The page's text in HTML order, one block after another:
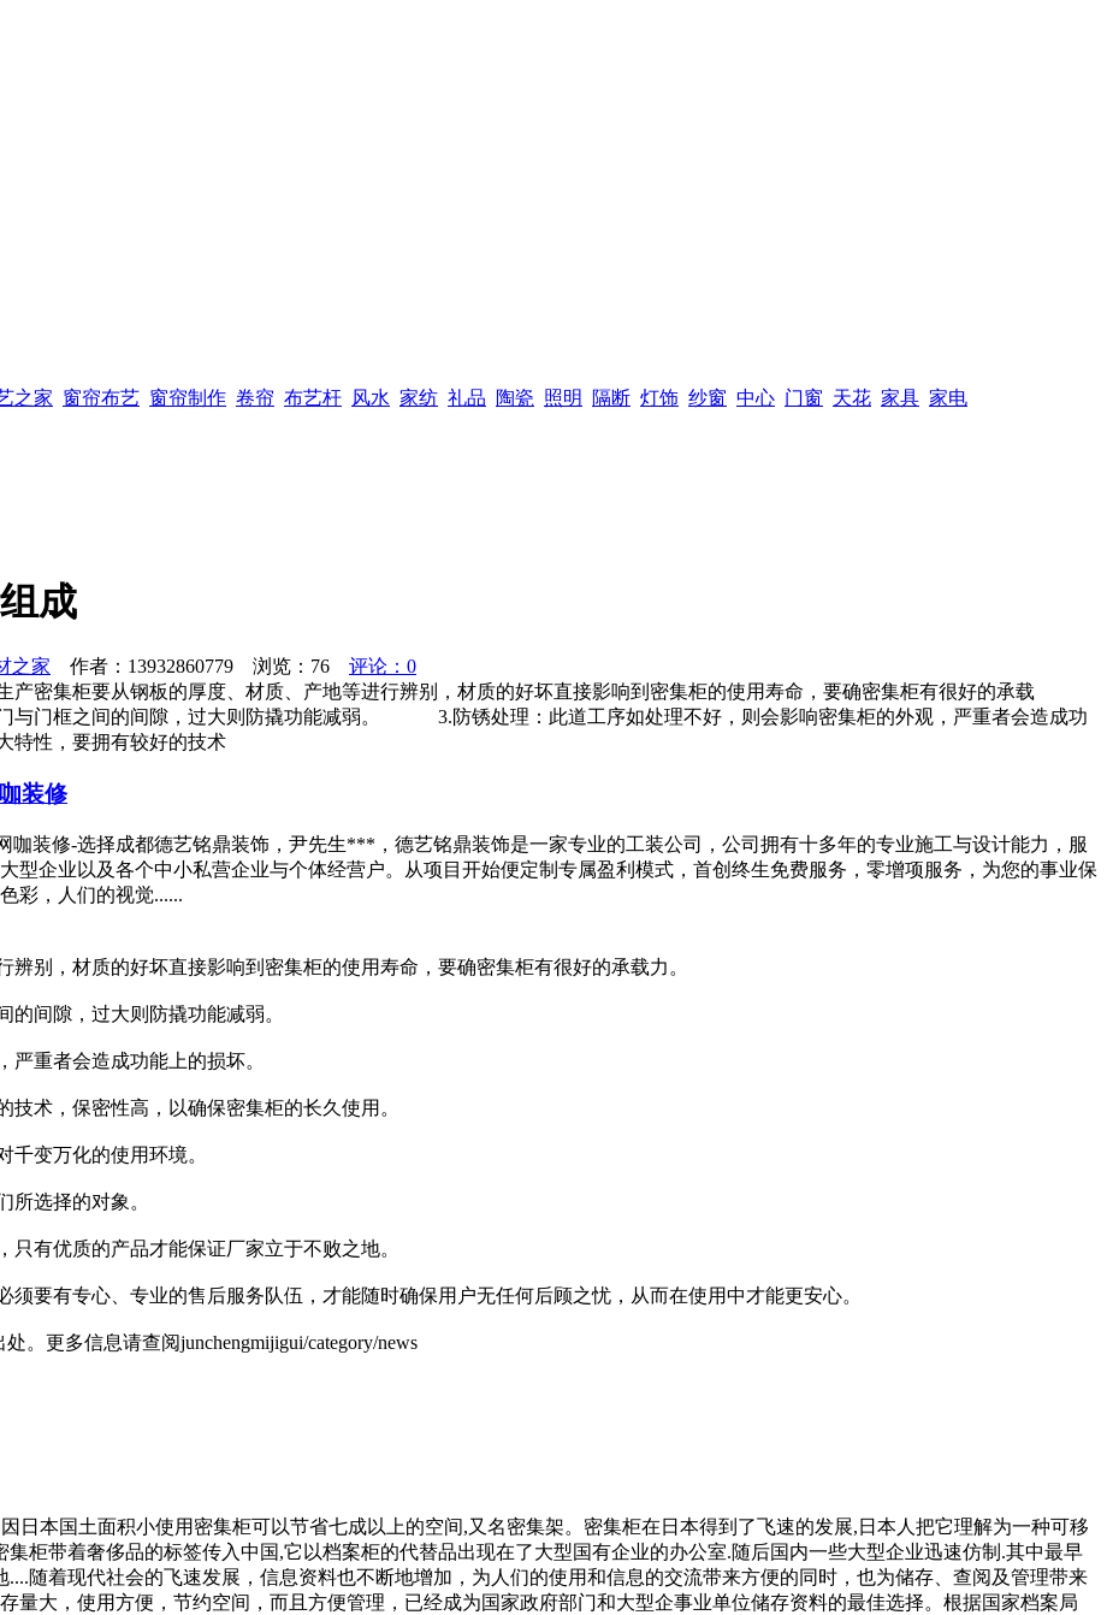
之家 窗帘布艺 窗帘制作 卷帘 布艺杆 风水 家纺 礼品 陶瓷 照明 隔断 灯饰 纱窗 中心 门窗 天花 家具 家电
成
之家 作者：13932860779 浏览： 76
评论：0
密集柜要从钢板的厚度、材质、产地等进行辨别，材质的好坏直接影响到密集柜的使用寿命，要确密集柜有很好的承载
门框之间的间隙，过大则防撬功能减弱。 3.防锈处理：此道工序如处理不好，则会影响密集柜的外观，严重者会造成功
性，要拥有较好的技术
装修
装修-选择成都德艺铭鼎装饰，尹先生***，德艺铭鼎装饰是一家专业的工装公司，公司拥有十多年的专业施工与设计能力，服
型企业以及各个中小私营企业与个体经营户。从项目开始便定制专属盈利模式，首创终生免费服务，零增项服务，为您的事业保
彩，人们的视觉......
别，材质的好坏直接影响到密集柜的使用寿命，要确密集柜有很好的承载力。
间隙，过大则防撬功能减弱。
重者会造成功能上的损坏。
术，保密性高，以确保密集柜的长久使用。
千变万化的使用环境。
所选择的对象。
有优质的产品才能保证厂家立于不败之地。
要有专心、专业的售后服务队伍，才能随时确保用户无任何后顾之忧，从而在使用中才能更安心。
。更多信息请查阅junchengmijigui/category/news
日本国土面积小使用密集柜可以节省七成以上的空间,又名密集架。密集柜在日本得到了飞速的发展,日本人把它理解为一种可移
柜带着奢侈品的标签传入中国,它以档案柜的代替品出现在了大型国有企业的办公室.随后国内一些大型企业迅速仿制.其中最早
随着现代社会的飞速发展，信息资料也不断地增加，为人们的使用和信息的交流带来方便的同时，也为储存、查阅及管理带来
量大，使用方便，节约空间，而且方便管理，已经成为国家政府部门和大型企事业单位储存资料的最佳选择。根据国家档案局